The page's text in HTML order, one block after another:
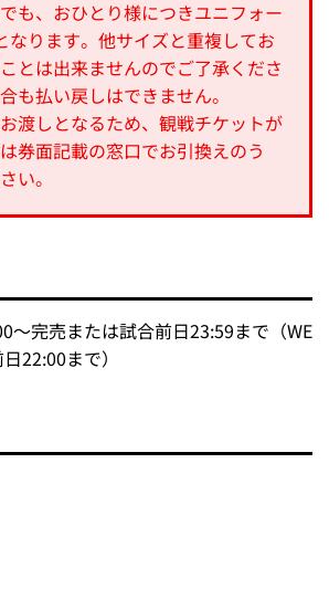
も、おひとり様につきユニフォー
なります。他サイズと重複してお
とは出来ませんのでご了承くださ
も払い戻しはできません。
渡しとなるため、観戦チケットが
券面記載の窓口でお引換えのう
い。
～完売または試合前日23:59まで（WE
22:00まで）